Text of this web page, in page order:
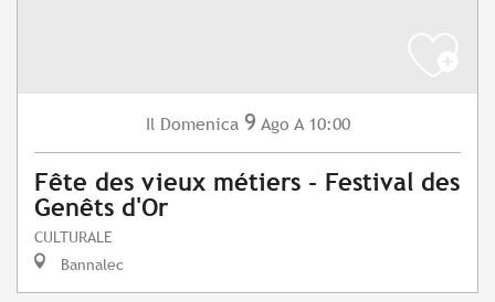
Il Domenica 9 Ago A 10:00
Fête des vieux métiers - Festival des
Genêts d'Or
CULTURALE
Bannalec